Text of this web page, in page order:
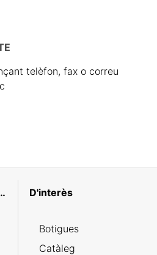
telèfon, fax o correu
D'interès
Botigues
Catàleg